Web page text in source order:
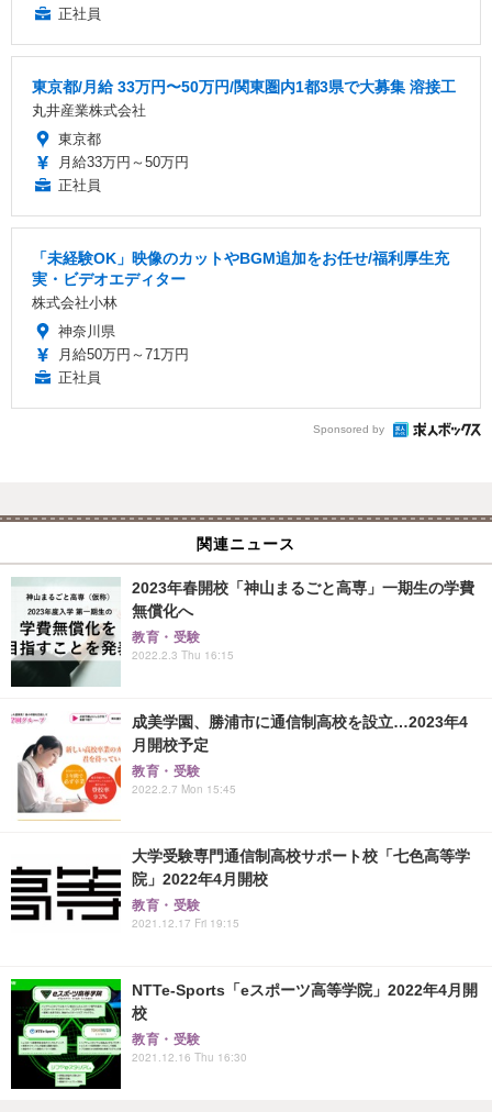
正社員
東京都/月給 33万円〜50万円/関東圏内1都3県で大募集 溶接工
丸井産業株式会社
東京都
月給33万円～50万円
正社員
「未経験OK」映像のカットやBGM追加をお任せ/福利厚生充
実・ビデオエディター
株式会社小林
神奈川県
月給50万円～71万円
正社員
Sponsored by
関連ニュース
2023年春開校「神山まるごと高専」一期生の学費
無償化へ
教育・受験
2022.2.3 Thu 16:15
成美学園、勝浦市に通信制高校を設立…2023年4
月開校予定
教育・受験
2022.2.7 Mon 15:45
大学受験専門通信制高校サポート校「七色高等学
院」2022年4月開校
教育・受験
2021.12.17 Fri 19:15
NTTe-Sports「eスポーツ高等学院」2022年4月開
校
教育・受験
2021.12.16 Thu 16:30